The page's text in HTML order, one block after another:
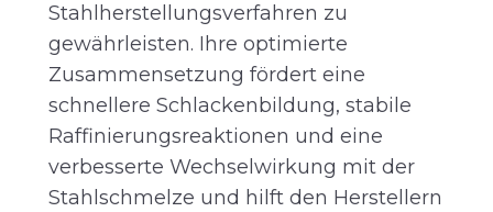
Stahlherstellungsverfahren zu
gewährleisten. Ihre optimierte
Zusammensetzung fördert eine
schnellere Schlackenbildung, stabile
Raffinierungsreaktionen und eine
verbesserte Wechselwirkung mit der
Stahlschmelze und hilft den Herstellern